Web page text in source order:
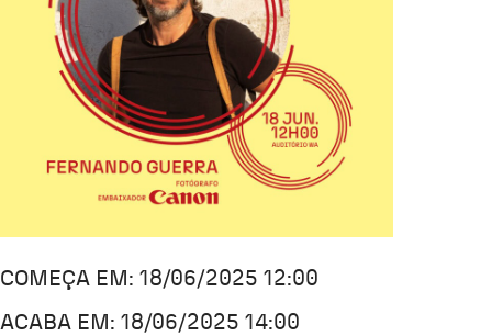
COMEÇA EM: 18/06/2025 12:00
ACABA EM: 18/06/2025 14:00